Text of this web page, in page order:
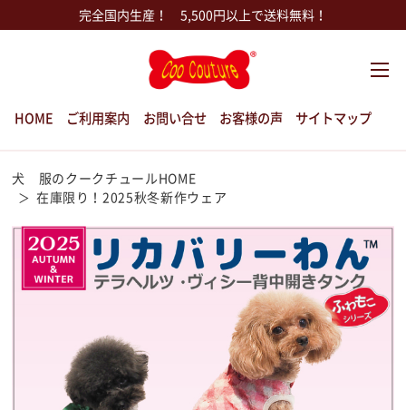
完全国内生産！ 5,500円以上で送料無料！
HOME ご利用案内 お問い合せ お客様の声 サイトマップ
犬 服のクークチュールHOME
在庫限り！2025秋冬新作ウェア